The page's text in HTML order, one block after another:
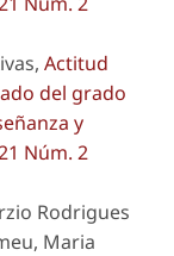
Actitud
del grado
y
Núm. 2
Rodrigues
Maria